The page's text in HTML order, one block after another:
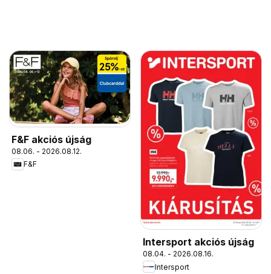
F&F akciós újság
08.06. - 2026.08.12.
F&F
Intersport akciós újság
08.04. - 2026.08.16.
Intersport